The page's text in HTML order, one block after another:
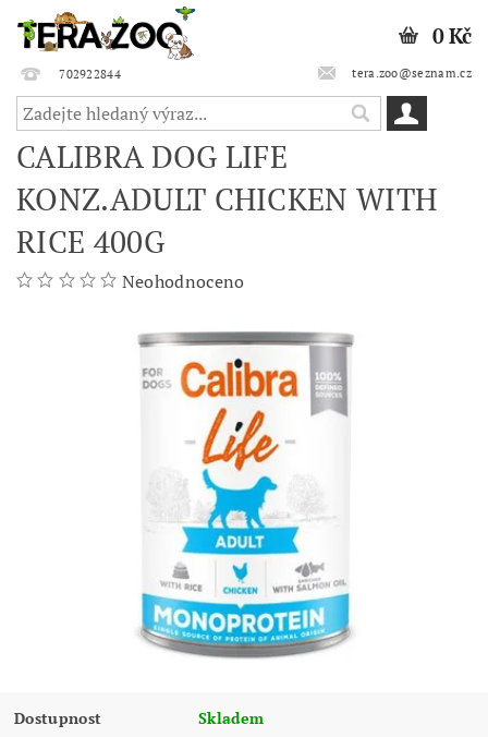
702922844 tera.zoo@seznam.cz
0 Kč
CALIBRA DOG LIFE
KONZ.ADULT CHICKEN WITH
RICE 400G
Neohodnoceno
Dostupnost Skladem